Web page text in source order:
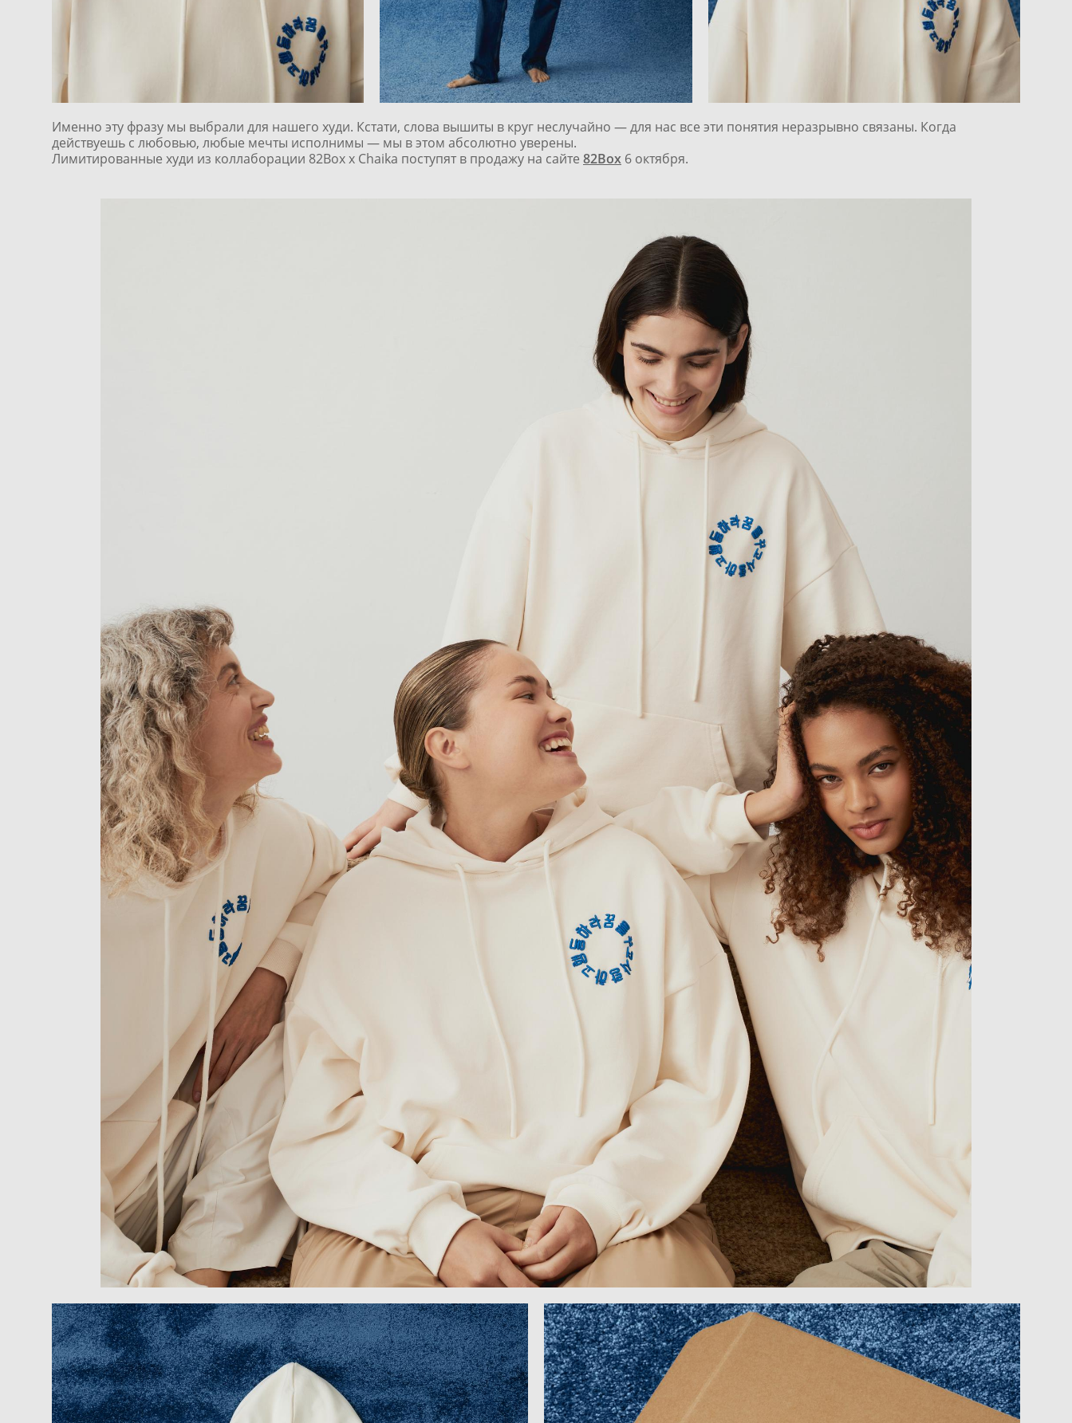
Именно эту фразу мы выбрали для нашего худи. Кстати, слова вышиты в круг неслучайно — для нас все эти понятия неразрывно связаны. Когда
действуешь с любовью, любые мечты исполнимы — мы в этом абсолютно уверены.
Лимитированные худи из коллаборации 82Box x Chaika поступят в продажу на сайте 82Box 6 октября.